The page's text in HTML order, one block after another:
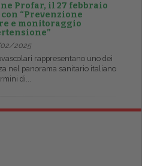
Profar, il 27 febbraio
“Prevenzione
e monitoraggio
2025
rappresentano uno dei
nel panorama sanitario italiano
di...